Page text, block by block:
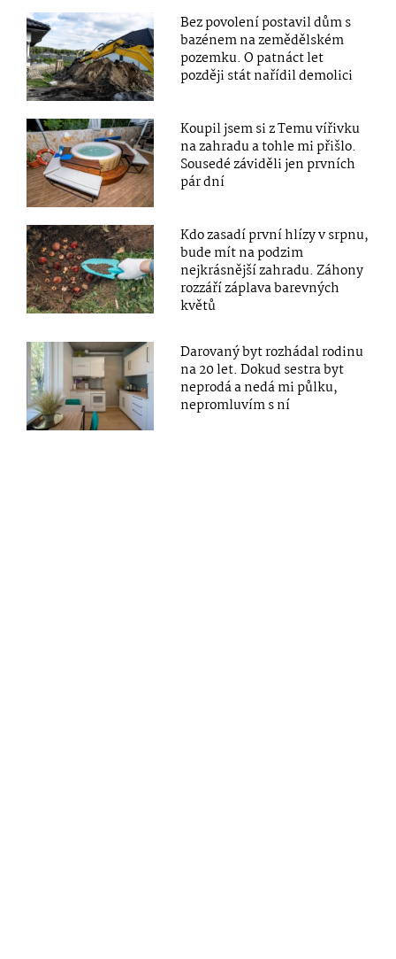
Bez povolení postavil dům s
bazénem na zemědělském
pozemku. O patnáct let
později stát nařídil demolici
Koupil jsem si z Temu vířivku
na zahradu a tohle mi přišlo.
Sousedé záviděli jen prvních
pár dní
Kdo zasadí první hlízy v srpnu,
bude mít na podzim
nejkrásnější zahradu. Záhony
rozzáří záplava barevných
květů
Darovaný byt rozhádal rodinu
na 20 let. Dokud sestra byt
neprodá a nedá mi půlku,
nepromluvím s ní